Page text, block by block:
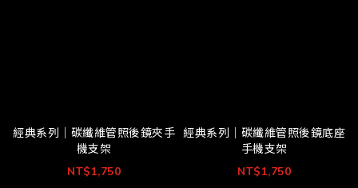
經典系列｜碳纖維管照後鏡夾手
機支架
NT$1,750
經典系列｜碳纖維管照後鏡底座
手機支架
NT$1,750